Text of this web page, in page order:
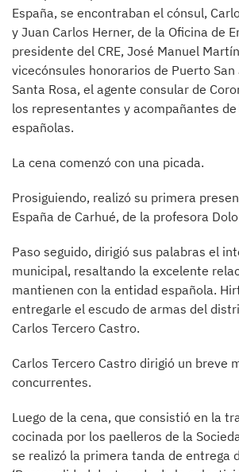
España, se encontraban el cónsul,
y Juan Carlos Herner, de la Oficina de
presidente del CRE, José Manuel
vicecónsules honorarios de Puerto San
Santa Rosa, el agente consular de
los representantes y acompañantes
españolas.
La cena comenzó con una picada.
Prosiguiendo, realizó su primera
España de Carhué, de la profesora
Paso seguido, dirigió sus palabras el
municipal, resaltando la excelente
mantienen con la entidad española.
entregarle el escudo de armas del
Carlos Tercero Castro.
Carlos Tercero Castro dirigió un breve
concurrentes.
Luego de la cena, que consistió en la
cocinada por los paelleros de la
se realizó la primera tanda de entrega